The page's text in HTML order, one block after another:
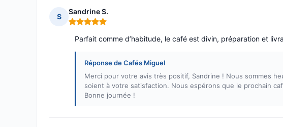
S
Sandrine S.
Note : 5 sur 5
Parfait comme d’habitude, le café est divin, préparation et
Réponse de Cafés Miguel
Merci pour votre avis très positif, Sandrine ! Nous sommes
soient à votre satisfaction. Nous espérons que le prochain
Bonne journée !